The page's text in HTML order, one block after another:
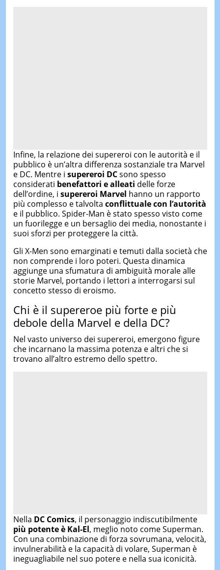
Infine, la relazione dei supereroi con le autorità e il
pubblico è un’altra differenza sostanziale tra Marvel
e DC. Mentre i supereroi DCsono spesso
considerati benefattori e alleati delle forze
dell’ordine, i supereroi Marvel hanno un rapporto
più complesso e talvolta conflittuale con l’autorità
e il pubblico. Spider-Man è stato spesso visto come
un fuorilegge e un bersaglio dei media, nonostante i
suoi sforzi per proteggere la città.
Gli X-Men sono emarginati e temuti dalla società che
non comprende i loro poteri. Questa dinamica
aggiunge una sfumatura di ambiguità morale alle
storie Marvel, portando i lettori a interrogarsi sul
concetto stesso di eroismo.
Chi è il supereroe più forte e più
debole della Marvel e della DC?
Nel vasto universo dei supereroi, emergono figure
che incarnano la massima potenza e altri che si
trovano all’altro estremo dello spettro.
Nella DC Comics, il personaggio indiscutibilmente
più potente è Kal-El, meglio noto come Superman.
Con una combinazione di forza sovrumana, velocità,
invulnerabilità e la capacità di volare, Superman è
ineguagliabile nel suo potere e nella sua iconicità.